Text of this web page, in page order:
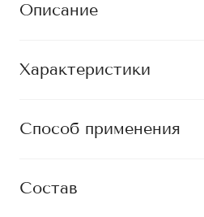
Описание
Характеристики
Способ применения
Состав